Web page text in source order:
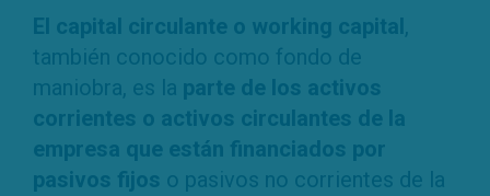
El capital circulante o working capital,
también conocido como fondo de
maniobra, es la parte de los activos
corrientes o activos circulantes de la
empresa que están financiados por
pasivos fijos o pasivos no corrientes de la